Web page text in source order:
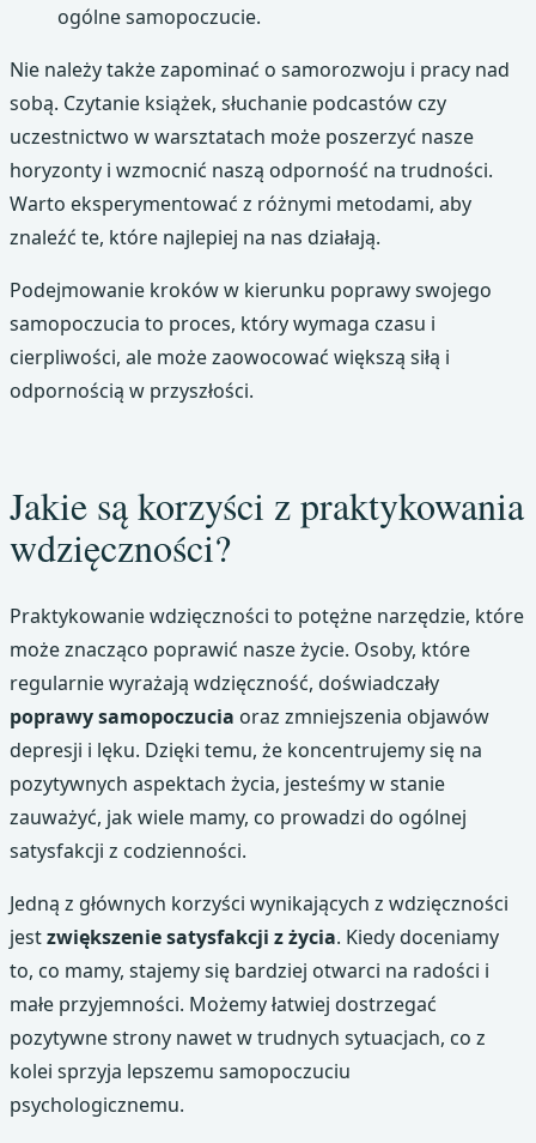
ogólne samopoczucie.
Nie należy także zapominać o samorozwoju i pracy nad
sobą. Czytanie książek, słuchanie podcastów czy
uczestnictwo w warsztatach może poszerzyć nasze
horyzonty i wzmocnić naszą odporność na trudności.
Warto eksperymentować z różnymi metodami, aby
znaleźć te, które najlepiej na nas działają.
Podejmowanie kroków w kierunku poprawy swojego
samopoczucia to proces, który wymaga czasu i
cierpliwości, ale może zaowocować większą siłą i
odpornością w przyszłości.
Jakie są korzyści z praktykowania
wdzięczności?
Praktykowanie wdzięczności to potężne narzędzie, które
może znacząco poprawić nasze życie. Osoby, które
regularnie wyrażają wdzięczność, doświadczały
poprawy samopoczucia oraz zmniejszenia objawów
depresji i lęku. Dzięki temu, że koncentrujemy się na
pozytywnych aspektach życia, jesteśmy w stanie
zauważyć, jak wiele mamy, co prowadzi do ogólnej
satysfakcji z codzienności.
Jedną z głównych korzyści wynikających z wdzięczności
jestzwiększenie satysfakcji z życia. Kiedy doceniamy
to, co mamy, stajemy się bardziej otwarci na radości i
małe przyjemności. Możemy łatwiej dostrzegać
pozytywne strony nawet w trudnych sytuacjach, co z
kolei sprzyja lepszemu samopoczuciu
psychologicznemu.